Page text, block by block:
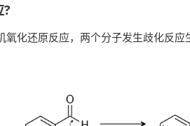
?
氧化还原反应，两个分子发生歧化反应